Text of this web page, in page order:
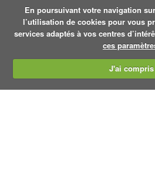
En poursuivant votre navigation
l’utilisation de cookies pour vous
services adaptés à vos centres
ces
J'ai compris